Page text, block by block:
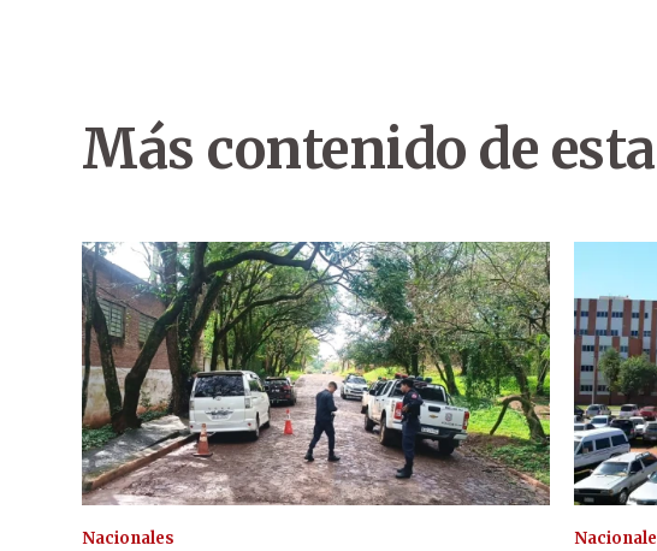
Más contenido de
Nacionales